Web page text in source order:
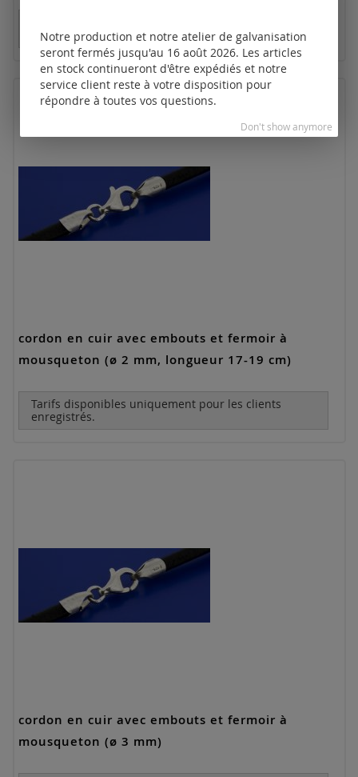
enregistrés.
cordon en cuir avec embouts et fermoir à
mousqueton (ø 2 mm, longueur 17-19 cm)
Tarifs disponibles uniquement pour les clients
enregistrés.
cordon en cuir avec embouts et fermoir à
mousqueton (ø 3 mm)
Notre production et notre atelier de galvanisation
seront fermés jusqu'au 16 août 2026. Les articles
en stock continueront d'être expédiés et notre
service client reste à votre disposition pour
répondre à toutes vos questions.
Don't show anymore